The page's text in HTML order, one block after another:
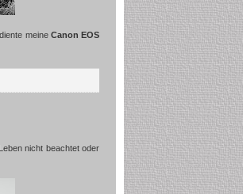
meine Canon EOS
nicht beachtet oder